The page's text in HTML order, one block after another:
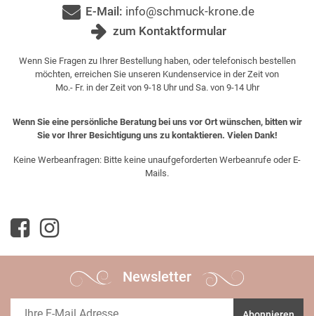
E-Mail: info@schmuck-krone.de
zum Kontaktformular
Wenn Sie Fragen zu Ihrer Bestellung haben, oder telefonisch bestellen
möchten, erreichen Sie unseren Kundenservice in der Zeit von
Mo.- Fr. in der Zeit von 9-18 Uhr und Sa. von 9-14 Uhr
Wenn Sie eine persönliche Beratung bei uns vor Ort wünschen, bitten wir
Sie vor Ihrer Besichtigung uns zu kontaktieren. Vielen Dank!
Keine Werbeanfragen: Bitte keine unaufgeforderten Werbeanrufe oder E-
Mails.
Newsletter